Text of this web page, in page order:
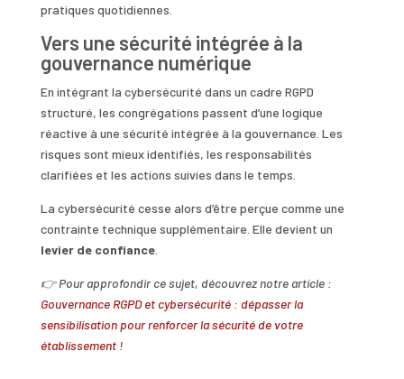
pratiques quotidiennes.
Vers une sécurité intégrée à la
gouvernance numérique
En intégrant la cybersécurité dans un cadre RGPD
structuré, les congrégations passent d’une logique
réactive à une sécurité intégrée à la gouvernance. Les
risques sont mieux identifiés, les responsabilités
clarifiées et les actions suivies dans le temps.
La cybersécurité cesse alors d’être perçue comme une
contrainte technique supplémentaire. Elle devient un
levier de confiance.
👉 Pour approfondir ce sujet, découvrez notre article :
Gouvernance RGPD et cybersécurité : dépasser la
sensibilisation pour renforcer la sécurité de votre
établissement !